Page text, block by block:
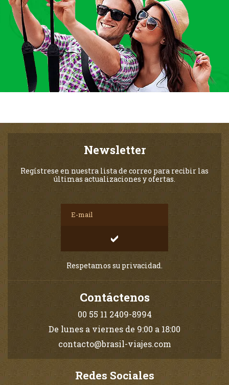
Newsletter
Regístrese en nuestra lista de correo para recibir las
últimas actualizaciones y ofertas.
Respetamos su privacidad.
Contáctenos
00 55 11 2409-8994
De lunes a viernes de 9:00 a 18:00
contacto@brasil-viajes.com
Redes Sociales